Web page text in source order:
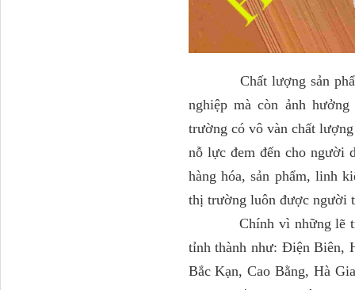
Chất lượng sản phẩm
nghiệp mà còn ảnh
trường có vô vàn chất
nỗ lực đem đến cho người
hàng hóa, sản phẩm, linh
thị trường luôn được người
Chính vì những lẽ trên
tỉnh thành như: Điện Biên,
Bắc Kạn, Cao Bằng, Hà